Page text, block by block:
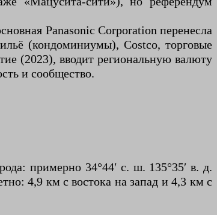
Panasonic Corporation перенесла
(кондоминиумы), Costco, торговые
(2023), вводит региональную валюту
и сообщество.
примерно 34°44′ с. ш. 135°35′ в. д.
4,9 км с востока на запад и 4,3 км с